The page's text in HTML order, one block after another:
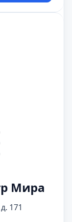
Мира
171